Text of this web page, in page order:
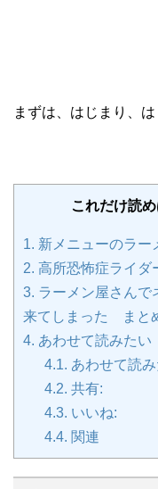
まずは、はじまり、は
これだけ読
1. 新メニューのラ
2. 高所恐怖症ライ
3. ラーメン屋さんで
来てしまった まと
4. あわせて読みた
4.1. あわせて読
4.2. 共有:
4.3. いいね:
4.4. 関連